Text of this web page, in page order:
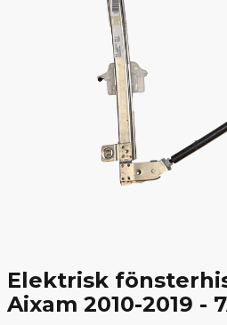
Elektrisk
Aixam 2010-2019 -